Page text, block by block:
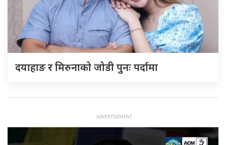
दयाहाङ र मिरुनाको जोडी पुनः पर्दामा